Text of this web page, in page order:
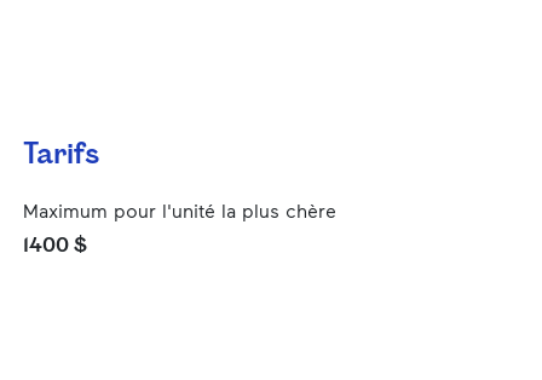
Tarifs
Maximum pour l'unité la plus chère
1400 $